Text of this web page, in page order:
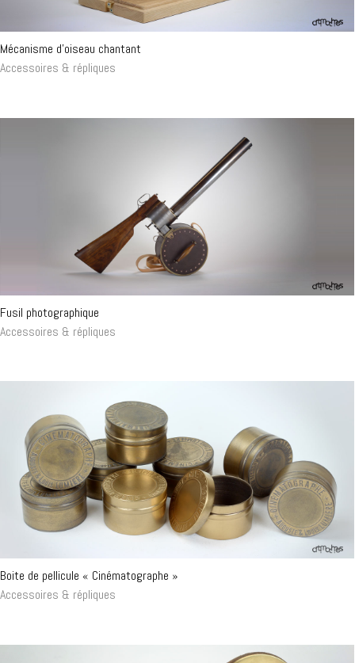
Mécanisme d’oiseau chantant
Accessoires & répliques
Fusil photographique
Accessoires & répliques
Boite de pellicule « Cinématographe »
Accessoires & répliques